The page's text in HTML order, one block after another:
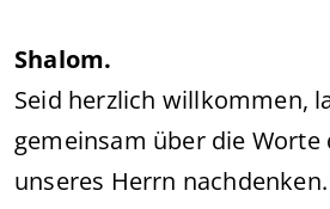
Shalom.
Seid herzlich willkommen,
gemeinsam über die Worte
unseres Herrn nachdenken.